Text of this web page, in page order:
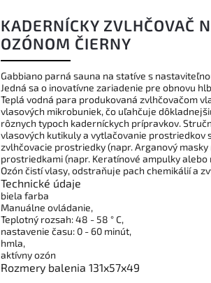
KADERNÍCKY ZVLHČOVAČ
OZÓNOM ČIERNY
Gabbiano parná sauna na statíve s
Jedná sa o inovatívne zariadenie pre obnovu
Teplá vodná para produkovaná zvlhčovačom
vlasových mikrobuniek, čo uľahčuje
rôznych typoch kaderníckych prípravkov.
vlasových kutikuly a vytlačovanie prostriedkov
zvlhčovacie prostriedky (napr. Arganový
prostriedkami (napr. Keratínové ampulky
Ozón čistí vlasy, odstraňuje pach chemikálií a
Technické údaje
biela farba
Manuálne ovládanie,
Teplotný rozsah: 48 - 58 ° C,
nastavenie času: 0 - 60 minút,
hmla,
aktívny ozón
Rozmery balenia 131x57x49